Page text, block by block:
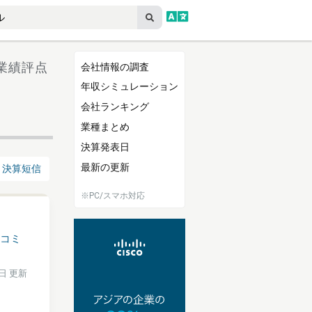
績評点
決算短信
ミ
更新
会社情報の調査
年収シミュレーション
会社ランキング
業種まとめ
決算発表日
最新の更新
※PC/スマホ対応